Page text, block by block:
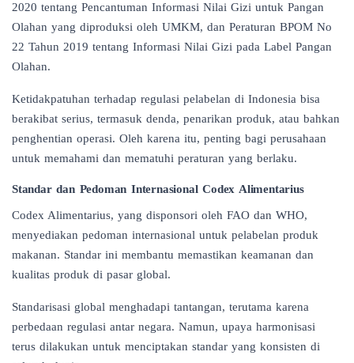
2020 tentang Pencantuman Informasi Nilai Gizi untuk Pangan
Olahan yang diproduksi oleh UMKM, dan Peraturan BPOM No
22 Tahun 2019 tentang Informasi Nilai Gizi pada Label Pangan
Olahan.
Ketidakpatuhan terhadap regulasi pelabelan di Indonesia bisa
berakibat serius, termasuk denda, penarikan produk, atau bahkan
penghentian operasi. Oleh karena itu, penting bagi perusahaan
untuk memahami dan mematuhi peraturan yang berlaku.
Standar dan Pedoman Internasional Codex Alimentarius
Codex Alimentarius, yang disponsori oleh FAO dan WHO,
menyediakan pedoman internasional untuk pelabelan produk
makanan. Standar ini membantu memastikan keamanan dan
kualitas produk di pasar global.
Standarisasi global menghadapi tantangan, terutama karena
perbedaan regulasi antar negara. Namun, upaya harmonisasi
terus dilakukan untuk menciptakan standar yang konsisten di